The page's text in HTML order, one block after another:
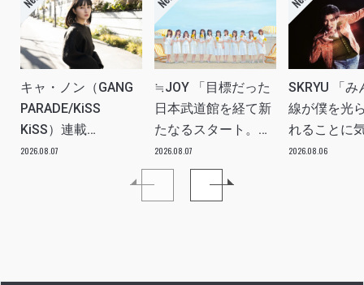
キャ・ノン（GANG
PARADE/KiSS
KiSS）連載
vol.113「読者からの
質問”のんちゃんはラ
2026.08.07
≒JOY 「目標だった
日本武道館を経て新
たなるスタート。
≒JOYにしかない魅
力を磨いていきた
2026.08.07
SKRYU 「み
線が僕を光
れることに
た」
2026.08.06